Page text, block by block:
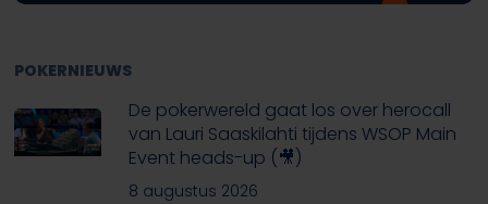
POKERNIEUWS
De pokerwereld gaat los over herocall
van Lauri Saaskilahti tijdens WSOP Main
Event heads-up (🎥)
8 augustus 2026